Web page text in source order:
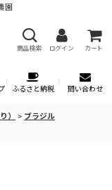
園
商品検索 ログイン カート
ふるさと納税 問い合わせ
） > ブラジル